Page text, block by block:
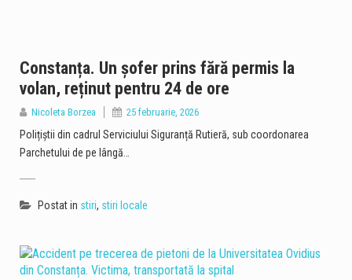
Constanța. Un șofer prins fără permis la
volan, reținut pentru 24 de ore
Nicoleta Borzea 25 februarie, 2026
Polițiștii din cadrul Serviciului Siguranță Rutieră, sub coordonarea
Parchetului de pe lângă…
Postat in stiri, stiri locale